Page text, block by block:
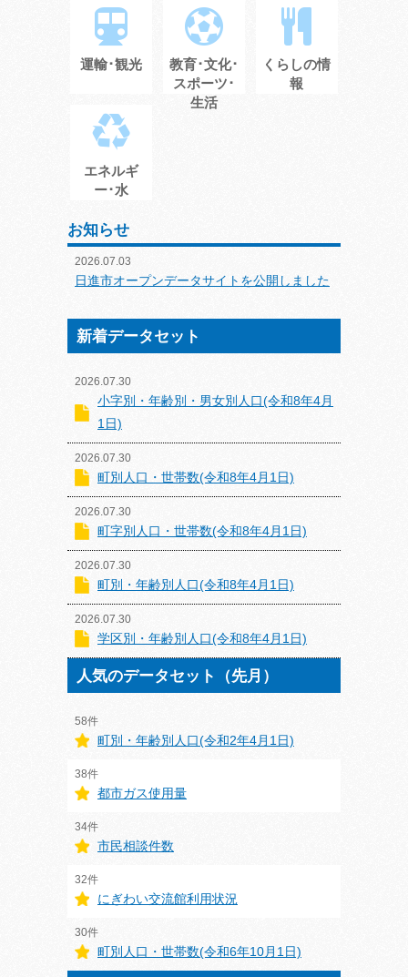
運輸･観光
教育･文化･
スポーツ･
生活
くらしの情
報
エネルギ
ー･水
お知らせ
2026.07.03
日進市オープンデータサイトを公開しました
新着データセット
2026.07.30
小字別・年齢別・男女別人口(令和8年4月
1日)
2026.07.30
町別人口・世帯数(令和8年4月1日)
2026.07.30
町字別人口・世帯数(令和8年4月1日)
2026.07.30
町別・年齢別人口(令和8年4月1日)
2026.07.30
学区別・年齢別人口(令和8年4月1日)
人気のデータセット（先月）
58件
町別・年齢別人口(令和2年4月1日)
38件
都市ガス使用量
34件
市民相談件数
32件
にぎわい交流館利用状況
30件
町別人口・世帯数(令和6年10月1日)